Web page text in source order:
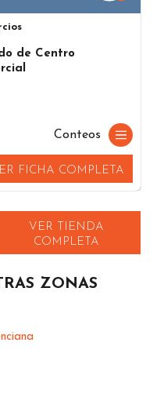
de Centro
Conteos
FICHA COMPLETA
VER TIENDA
COMPLETA
ZONAS